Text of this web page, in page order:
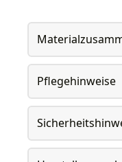
Pflegehinweise